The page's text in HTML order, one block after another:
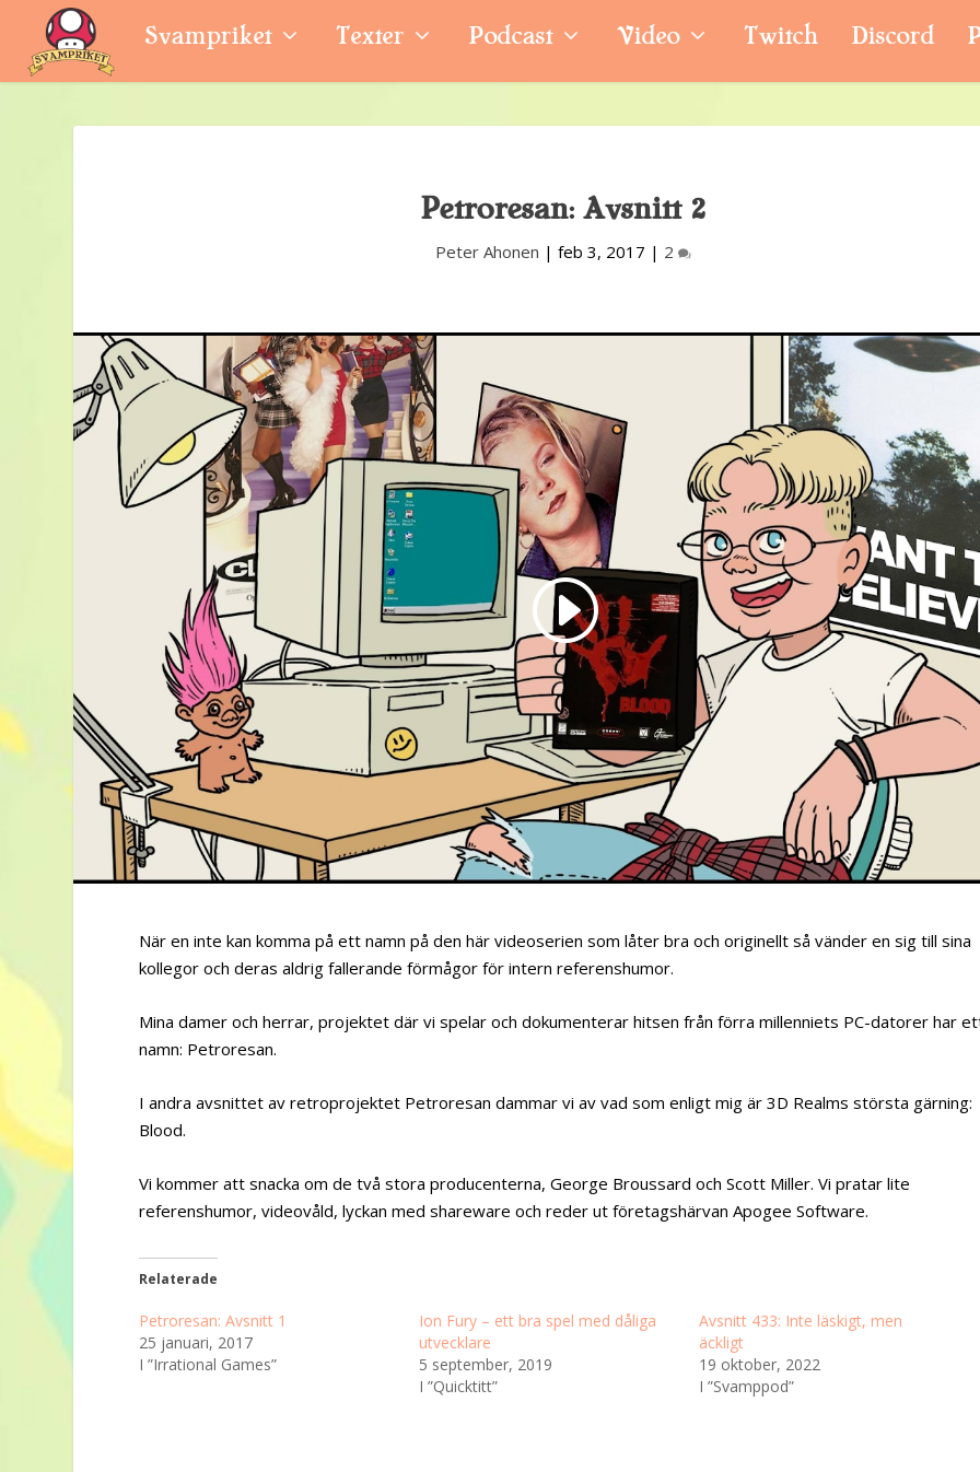
Svampriket Texter Podcast Video Twitch Discord
Petroresan: Avsnitt 2
Peter Ahonen | feb 3, 2017 | 2
När en inte kan komma på ett namn på den här videoserien som låter bra och originellt så vänder en sig till sina
kollegor och deras aldrig fallerande förmågor för intern referenshumor.
Mina damer och herrar, projektet där vi spelar och dokumenterar hitsen från förra millenniets PC-datorer har
namn: Petroresan.
I andra avsnittet av retroprojektet Petroresan dammar vi av vad som enligt mig är 3D Realms största gärning:
Blood.
Vi kommer att snacka om de två stora producenterna, George Broussard och Scott Miller. Vi pratar lite
referenshumor, videovåld, lyckan med shareware och reder ut företagshärvan Apogee Software.
Relaterade
Petroresan: Avsnitt 1
25 januari, 2017
I ”Irrational Games”
Ion Fury – ett bra spel med dåliga
utvecklare
5 september, 2019
I ”Quicktitt”
Avsnitt 433: Inte läskigt, men
äckligt
19 oktober, 2022
I ”Svamppod”